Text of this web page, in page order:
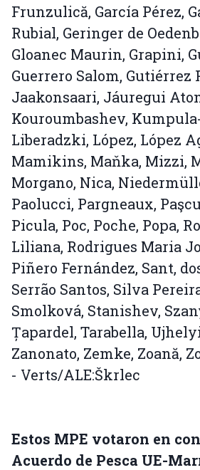
Frunzulică, García Pérez,
Rubial, Geringer de
Gloanec Maurin, Grapini,
Guerrero Salom, Gutiérrez
Jaakonsaari, Jáuregui
Kouroumbashev,
Liberadzki, López, López
Mamikins, Maňka, Mizzi,
Morgano, Nica,
Paolucci, Pargneaux,
Picula, Poc, Poche, Popa,
Liliana, Rodrigues Maria
Piñero Fernández, Sant,
Serrão Santos, Silva
Smolková, Stanishev,
Țapardel, Tarabella,
Zanonato, Zemke, Zoană,
- Verts/ALE:Škrlec
Estos MPE votaron en
Acuerdo de Pesca UE-